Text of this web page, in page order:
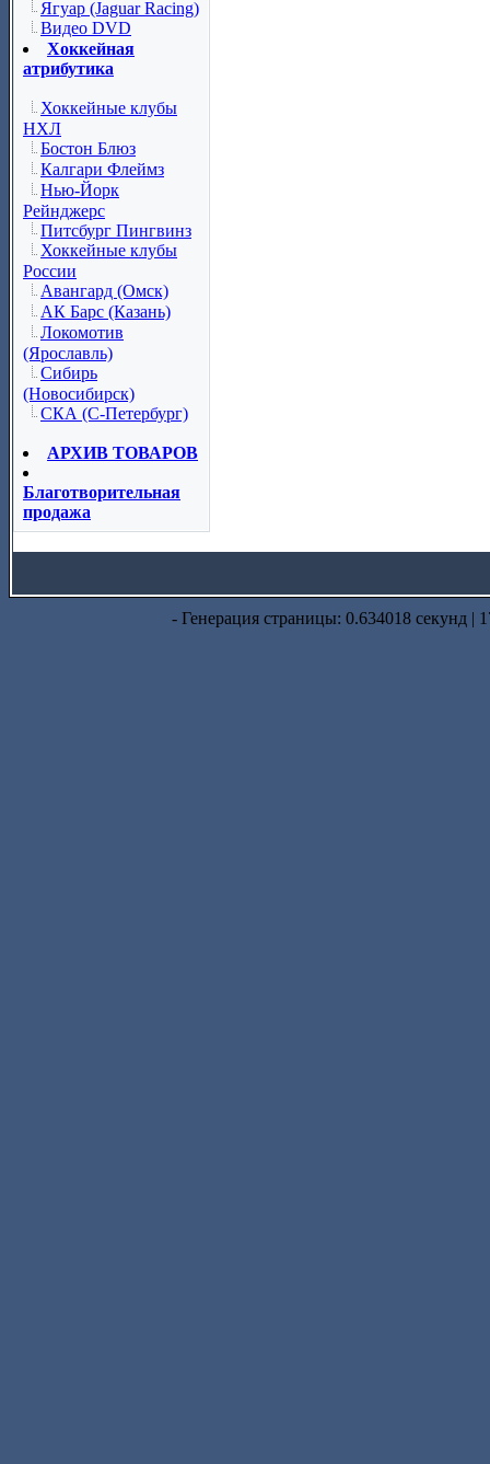
Ягуар (Jaguar Racing)
Видео DVD
Хоккейная
атрибутика
Хоккейные клубы
НХЛ
Бостон Блюз
Калгари Флеймз
Нью-Йорк
Рейнджерс
Питсбург Пингвинз
Хоккейные клубы
России
Авангард (Омск)
АК Барс (Казань)
Локомотив
(Ярославль)
Сибирь
(Новосибирск)
СКА (С-Петербург)
АРХИВ ТОВАРОВ
Благотворительная
продажа
- Генерация страницы: 0.634018 секунд